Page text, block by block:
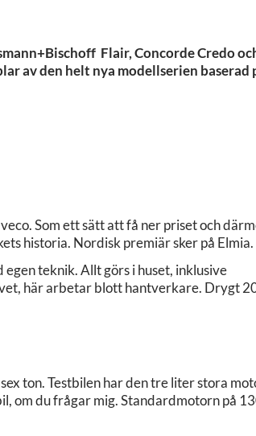
Flair, Concorde Credo
av den helt nya modellserien baserad
Som ett sätt att få ner priset och
historia. Nordisk premiär sker på Elmia.
teknik. Allt görs i huset, inklusive
här arbetar blott hantverkare. Drygt
ton. Testbilen har den tre liter stora
om du frågar mig. Standardmotorn på